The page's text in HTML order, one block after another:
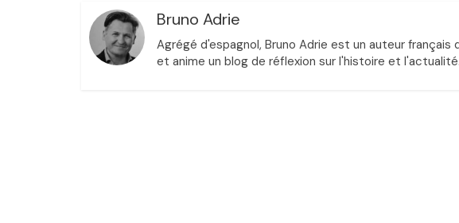
Bruno Adrie
Agrégé d'espagnol, Bruno Adrie est un auteur
et anime un blog de réflexion sur l'histoire et l'actualité.